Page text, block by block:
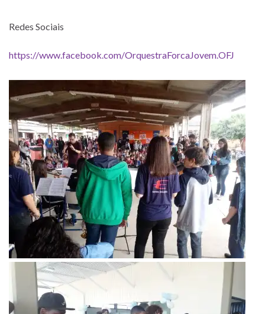
Redes Sociais
https://www.facebook.com/OrquestraForcaJovem.OFJ